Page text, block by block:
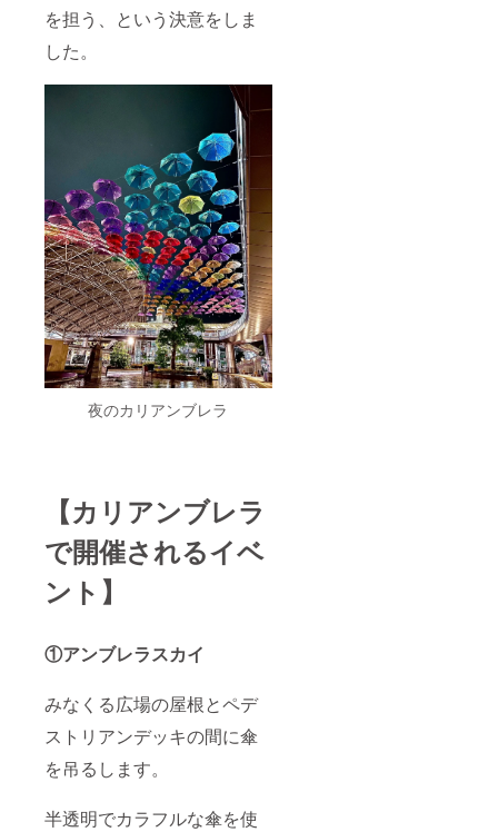
を担う、という決意をしま
した。
夜のカリアンブレラ
【カリアンブレラ
で開催されるイベ
ント 】
①アンブレラスカイ
みなくる広場の屋根とペデ
ストリアンデッキの間に傘
を吊るします。
半透明でカラフルな傘を使